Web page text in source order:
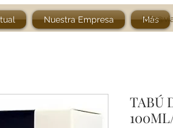
Nuestra Empresa Más
TABÚ